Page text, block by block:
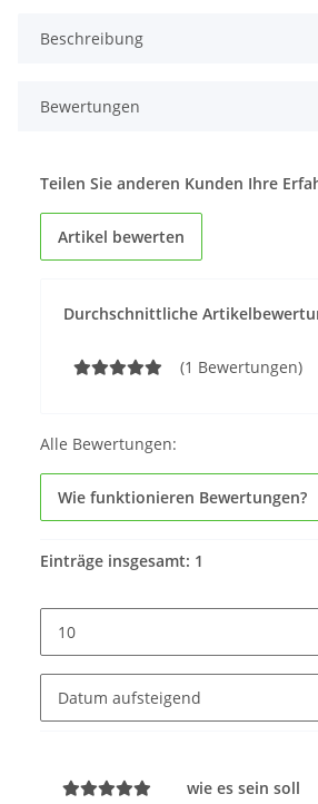
Beschreibung
Bewertungen
Durchschnittliche
(1 Bewertungen)
Teilen Sie anderen Kunden Ihre
Artikel bewerten
Alle Bewertungen:
Wie funktionieren Bewertungen?
Einträge insgesamt: 1
wie es sein soll